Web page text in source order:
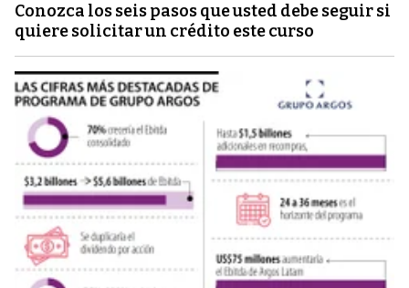
Conozca los seis pasos que usted debe seguir si
quiere solicitar un crédito este curso